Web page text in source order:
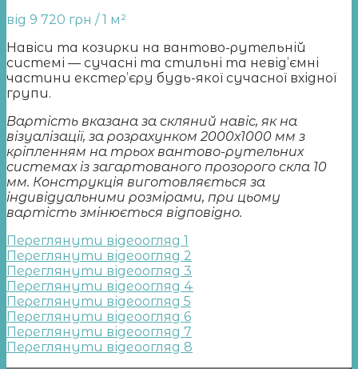
від 9 720 грн / 1 м²
Навіси та козирки на вантово-рутельній
системі — сучасні та стильні та невід’ємні
частини екстер’єру будь-якої сучасної вхідної
групи.
Вартість вказана за скляний навіс, як на
візуалізації, за розрахунком 2000х1000 мм з
кріпленням на трьох вантово-рутельних
системах із загартованого прозорого скла 10
мм. Конструкція виготовляється за
індивідуальними розмірами, при цьому
вартість змінюється відповідно.
Переглянути відеоогляд 1
Переглянути відеоогляд 2
Переглянути відеоогляд 3
Переглянути відеоогляд 4
Переглянути відеоогляд 5
Переглянути відеоогляд 6
Переглянути відеоогляд 7
Переглянути відеоогляд 8